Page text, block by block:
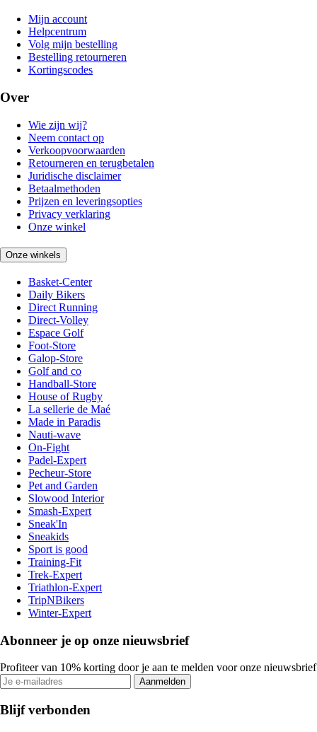
Mijn account
Helpcentrum
Volg mijn bestelling
Bestelling retourneren
Kortingscodes
Over
Wie zijn wij?
Neem contact op
Verkoopvoorwaarden
Retourneren en terugbetalen
Juridische disclaimer
Betaalmethoden
Prijzen en leveringsopties
Privacy verklaring
Onze winkel
Onze winkels
Basket-Center
Daily Bikers
Direct Running
Direct-Volley
Espace Golf
Foot-Store
Galop-Store
Golf and co
Handball-Store
House of Rugby
La sellerie de Maé
Made in Paradis
Nauti-wave
On-Fight
Padel-Expert
Pecheur-Store
Pet and Garden
Slowood Interior
Smash-Expert
Sneak'In
Sneakids
Sport is good
Training-Fit
Trek-Expert
Triathlon-Expert
TripNBikers
Winter-Expert
Abonneer je op onze nieuwsbrief
Profiteer van 10% korting door je aan te melden voor onze nieuwsbrief
Aanmelden
Blijf verbonden